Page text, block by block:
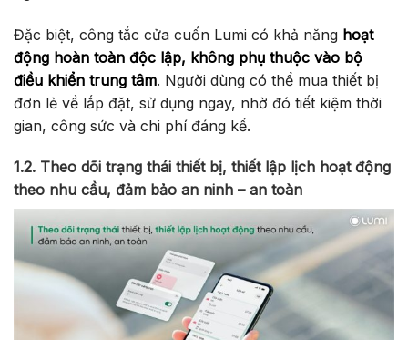
Đặc biệt, công tắc cửa cuốn Lumi có khả năng hoạt
động hoàn toàn độc lập, không phụ thuộc vào bộ
điều khiển trung tâm. Người dùng có thể mua thiết bị
đơn lẻ về lắp đặt, sử dụng ngay, nhờ đó tiết kiệm thời
gian, công sức và chi phí đáng kể.
1.2. Theo dõi trạng thái thiết bị, thiết lập lịch hoạt động
theo nhu cầu, đảm bảo an ninh – an toàn